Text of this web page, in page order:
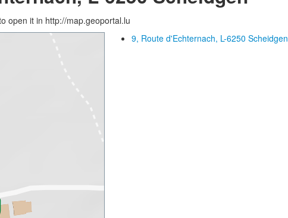
open it in http://map.geoportal.lu
9, Route d'Echternach, L-6250 Scheidgen